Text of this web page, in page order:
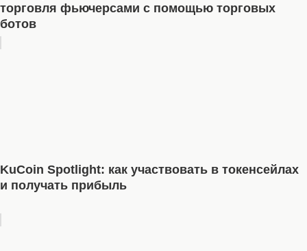
торговля фьючерсами с помощью торговых
ботов
KuCoin Spotlight: как участвовать в токенсейлах
и получать прибыль